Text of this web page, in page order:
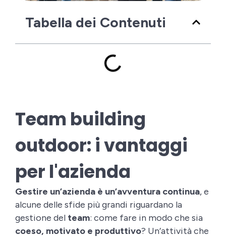
Tabella dei Contenuti
Team building
outdoor: i vantaggi
per l'azienda
Gestire un’azienda è un’avventura continua, e
alcune delle sfide più grandi riguardano la
gestione del team: come fare in modo che sia
coeso, motivato e produttivo? Un’attività che